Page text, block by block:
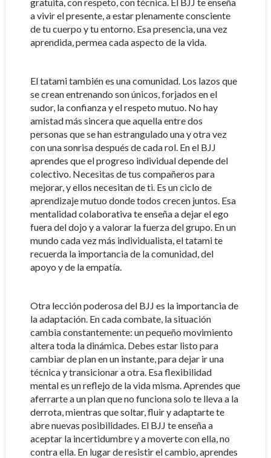
a vivir el presente, a estar plenamente consciente
de tu cuerpo y tu entorno. Esa presencia, una vez
aprendida, permea cada aspecto de la vida.
El tatami también es una comunidad. Los lazos que
se crean entrenando son únicos, forjados en el
sudor, la confianza y el respeto mutuo. No hay
amistad más sincera que aquella entre dos
personas que se han estrangulado una y otra vez
con una sonrisa después de cada rol. En el BJJ
aprendes que el progreso individual depende del
colectivo. Necesitas de tus compañeros para
mejorar, y ellos necesitan de ti. Es un ciclo de
aprendizaje mutuo donde todos crecen juntos. Esa
mentalidad colaborativa te enseña a dejar el ego
fuera del dojo y a valorar la fuerza del grupo. En un
mundo cada vez más individualista, el tatami te
recuerda la importancia de la comunidad, del
apoyo y de la empatía.
Otra lección poderosa del BJJ es la importancia de
la adaptación. En cada combate, la situación
cambia constantemente: un pequeño movimiento
altera toda la dinámica. Debes estar listo para
cambiar de plan en un instante, para dejar ir una
técnica y transicionar a otra. Esa flexibilidad
mental es un reflejo de la vida misma. Aprendes que
aferrarte a un plan que no funciona solo te lleva a la
derrota, mientras que soltar, fluir y adaptarte te
abre nuevas posibilidades. El BJJ te enseña a
aceptar la incertidumbre y a moverte con ella, no
contra ella. En lugar de resistir el cambio, aprendes